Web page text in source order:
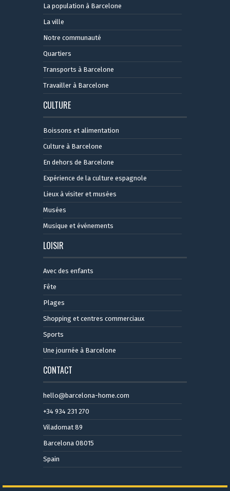
La population à Barcelone
La ville
Notre communauté
Quartiers
Transports à Barcelone
Travailler à Barcelone
CULTURE
Boissons et alimentation
Culture à Barcelone
En dehors de Barcelone
Expérience de la culture espagnole
Lieux à visiter et musées
Musées
Musique et événements
LOISIR
Avec des enfants
Fête
Plages
Shopping et centres commerciaux
Sports
Une journée à Barcelone
CONTACT
hello@barcelona-home.com
+34 934 231 270
Viladomat 89
Barcelona 08015
Spain